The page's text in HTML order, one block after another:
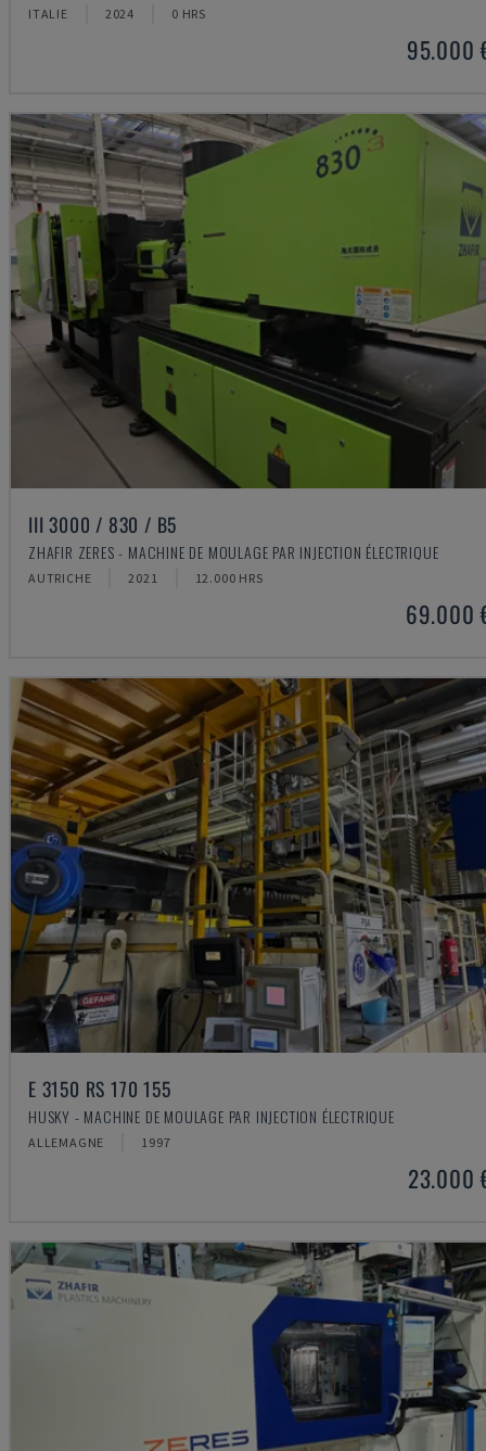
ITALIE 2024 0 HRS
95.000
III 3000 / 830 / B5
ZHAFIR ZERES - MACHINE DE MOULAGE PAR INJECTION ÉLECTRIQUE
AUTRICHE 2021 12.000 HRS
69.000
E 3150 RS 170 155
HUSKY - MACHINE DE MOULAGE PAR INJECTION ÉLECTRIQUE
ALLEMAGNE 1997
23.000